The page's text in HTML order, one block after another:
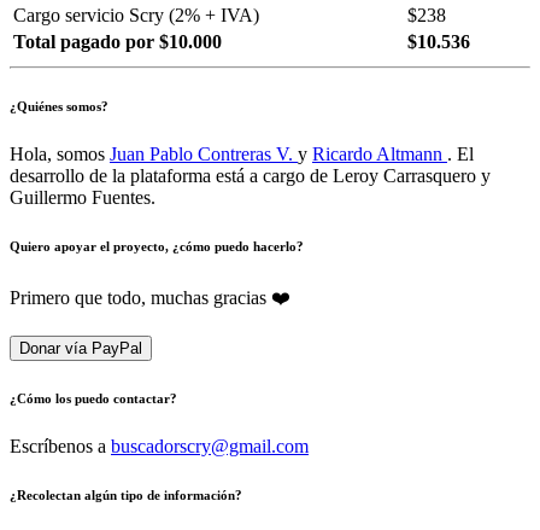
Cargo servicio Scry (2% + IVA)
$238
Total pagado por $10.000
$10.536
¿Quiénes somos?
Hola, somos Juan Pablo Contreras V. y Ricardo Altmann . El
desarrollo de la plataforma está a cargo de Leroy Carrasquero y
Guillermo Fuentes.
Quiero apoyar el proyecto, ¿cómo puedo hacerlo?
Primero que todo, muchas gracias ❤️
Donar vía PayPal
¿Cómo los puedo contactar?
Escríbenos a buscadorscry@gmail.com
¿Recolectan algún tipo de información?